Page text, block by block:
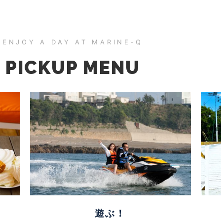
ENJOY A DAY AT MARINE-Q
PICKUP MENU
遊ぶ！